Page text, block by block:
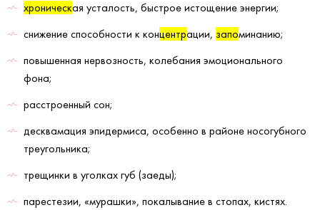
хроническая усталость, быстрое истощение энергии;
снижение способности к концентрации, запоминанию;
повышенная нервозность, колебания эмоционального
фона;
расстроенный сон;
десквамация эпидермиса, особенно в районе носогубного
треугольника;
трещинки в уголках губ (заеды);
парестезии, «мурашки», покалывание в стопах, кистях.